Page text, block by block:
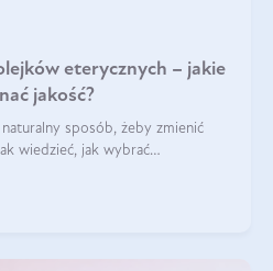
eterycznych – jakie
jakość?
sposób, żeby zmienić
wiedzieć, jak wybrać